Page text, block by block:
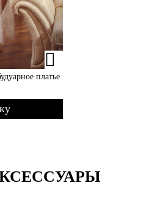
платье